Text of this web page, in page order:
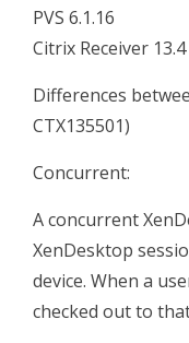
PVS 6.1.16
Citrix Receiver 13.4
Differences
CTX135501)
Concurrent:
A concurrent
XenDesktop
device. When a
checked out to